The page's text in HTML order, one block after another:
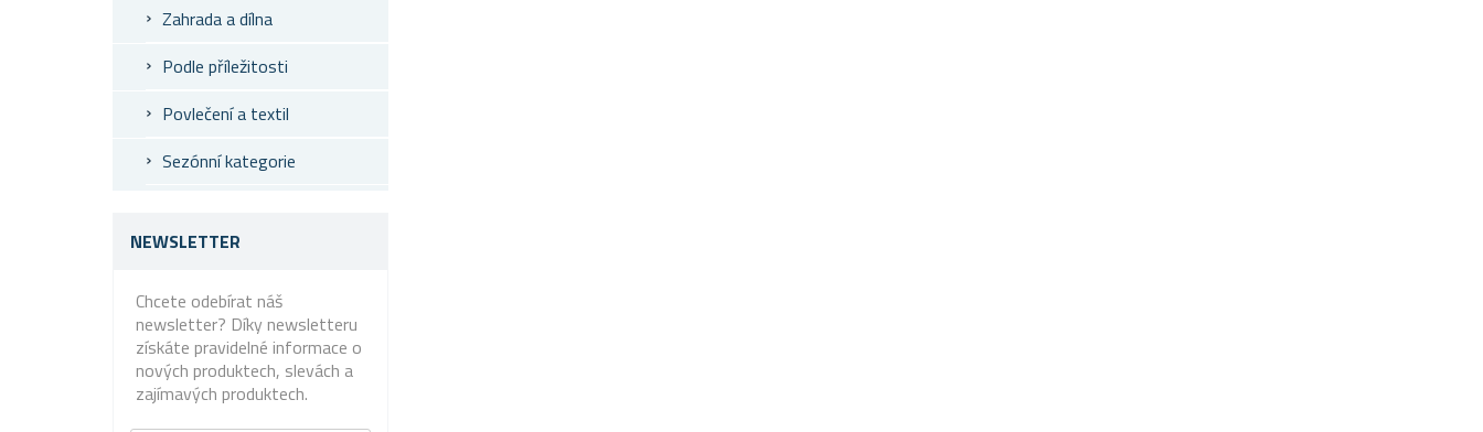
Zahrada a dílna
Podle příležitosti
Povlečení a textil
Sezónní kategorie
NEWSLETTER
Chcete odebírat náš
newsletter? Díky newsletteru
získáte pravidelné informace o
nových produktech, slevách a
zajímavých produktech.